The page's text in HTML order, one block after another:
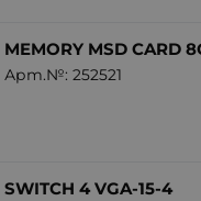
MEMORY MSD CARD
Арт.№: 252521
SWITCH 4 VGA-15-4